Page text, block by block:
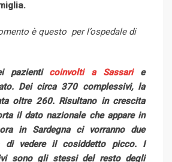
è questo per l’ospedale di
pazienticoinvolti a Sassarie
Dei circa 370 complessivi, la
oltre 260. Risultano in crescita
il dato nazionale che appare in
in Sardegna ci vorranno due
di vedere il cosiddetto picco. I
sono gli stessi del resto degli